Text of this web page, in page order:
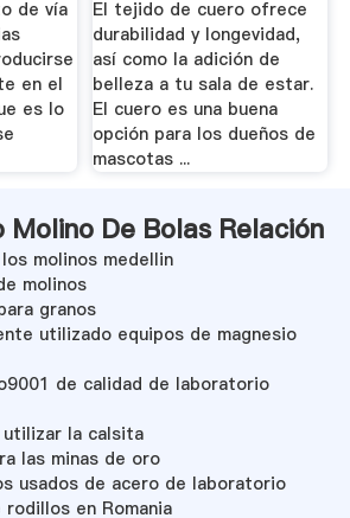
de vía
en el
es lo
El tejido de cuero ofrece
durabilidad y longevidad,
así como la adición de
belleza a tu sala de estar.
El cuero es una buena
opción para los dueños de
mascotas ...
Molino De Bolas Relación
molinos medellin
molinos
granos
utilizado equipos de magnesio
de calidad de laboratorio
utilizar la calsita
las minas de oro
usados de acero de laboratorio
en Romania